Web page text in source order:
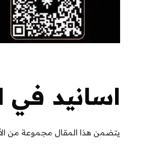
اسانيد في
يتضمن هذا المقال مجموعة من